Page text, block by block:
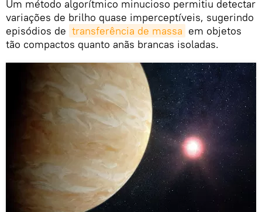
Um método algorítmico minucioso permitiu detectar
variações de brilho quase imperceptíveis, sugerindo
episódios de transferência de massa em objetos
tão compactos quanto anãs brancas isoladas.